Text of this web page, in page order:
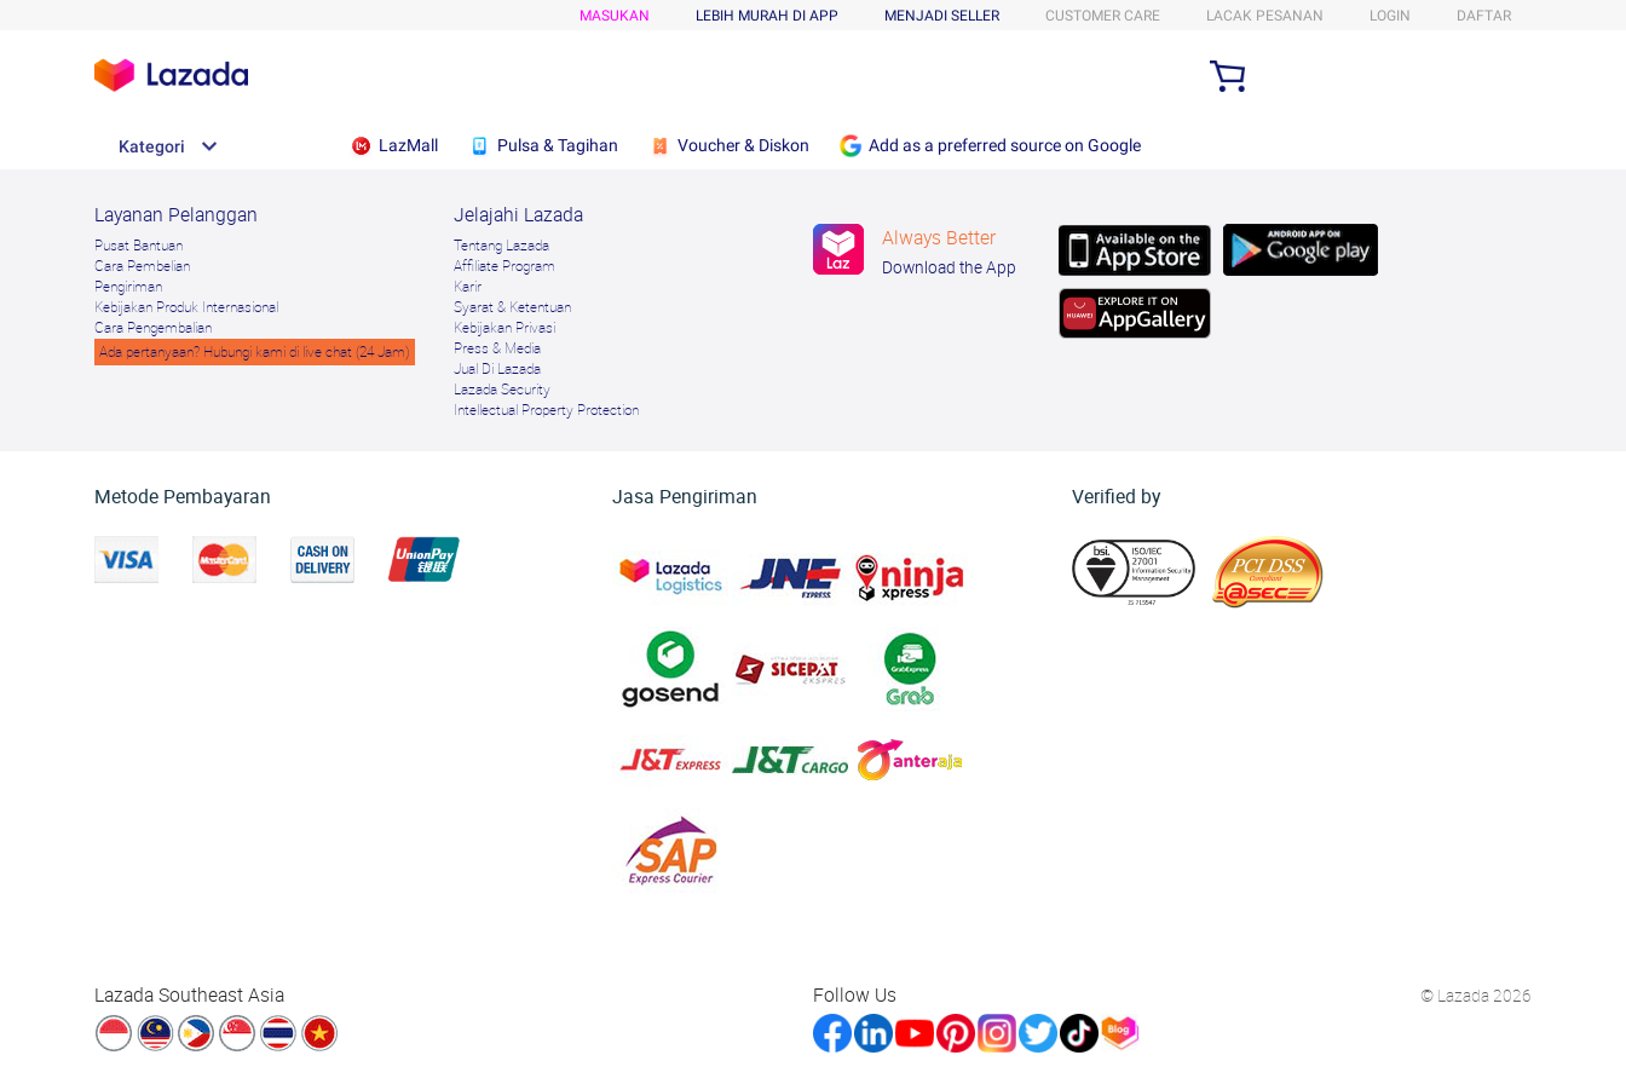
MASUKAN LEBIH MURAH DI APP MENJADI SELLER CUSTOMER CARE LACAK PESANAN LOGIN DAFTAR
Kategori LazMall Pulsa & Tagihan Voucher & Diskon Add as a preferred source on Google
Layanan Pelanggan
Pusat Bantuan
Cara Pembelian
Pengiriman
Kebijakan Produk Internasional
Cara Pengembalian
Ada pertanyaan? Hubungi kami di live chat (24 Jam)
Jelajahi Lazada
Tentang Lazada
Afﬁliate Program
Karir
Syarat & Ketentuan
Kebijakan Privasi
Press & Media
Jual Di Lazada
Lazada Security
Intellectual Property Protection
Always Better
Download the App
Metode Pembayaran Jasa Pengiriman Verified by
Lazada Southeast Asia Follow Us © Lazada 2026